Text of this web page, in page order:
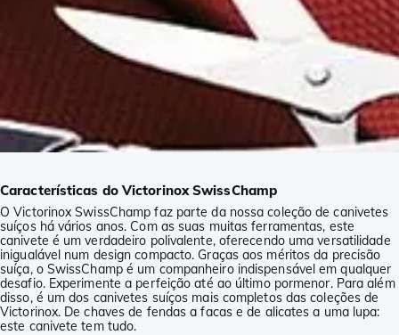
Características do Victorinox SwissChamp
O Victorinox SwissChamp faz parte da nossa coleção de canivetes
suíços há vários anos. Com as suas muitas ferramentas, este
canivete é um verdadeiro polivalente, oferecendo uma versatilidade
inigualável num design compacto. Graças aos méritos da precisão
suíça, o SwissChamp é um companheiro indispensável em qualquer
desafio. Experimente a perfeição até ao último pormenor. Para além
disso, é um dos canivetes suíços mais completos das coleções de
Victorinox. De chaves de fendas a facas e de alicates a uma lupa:
este canivete tem tudo.